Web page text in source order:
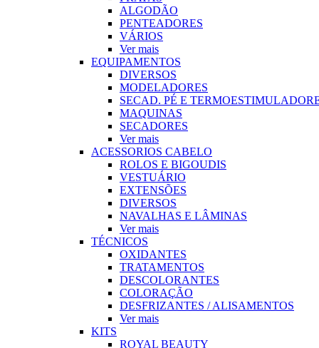
ALGODÃO
PENTEADORES
VÁRIOS
Ver mais
EQUIPAMENTOS
DIVERSOS
MODELADORES
SECAD. PÉ E
MAQUINAS
SECADORES
Ver mais
ACESSORIOS CABELO
ROLOS E BIGOUDIS
VESTUÁRIO
EXTENSÕES
DIVERSOS
NAVALHAS E LÂMINAS
Ver mais
TÉCNICOS
OXIDANTES
TRATAMENTOS
DESCOLORANTES
COLORAÇÃO
DESFRIZANTES / ALISAMENTOS
Ver mais
KITS
ROYAL BEAUTY